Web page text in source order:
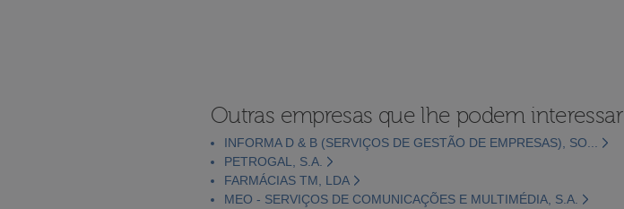
Outras empresas que lhe podem interessar
INFORMA D & B (SERVIÇOS DE GESTÃO DE EMPRESAS), SO...
PETROGAL, S.A.
FARMÁCIAS TM, LDA
MEO - SERVIÇOS DE COMUNICAÇÕES E MULTIMÉDIA, S.A.